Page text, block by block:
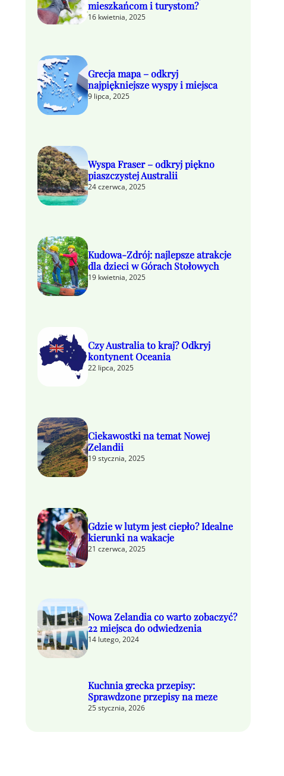
mieszkańcom i turystom?
16 kwietnia, 2025
Grecja mapa – odkryj
najpiękniejsze wyspy i miejsca
9 lipca, 2025
Wyspa Fraser – odkryj piękno
piaszczystej Australii
24 czerwca, 2025
Kudowa-Zdrój: najlepsze atrakcje
dla dzieci w Górach Stołowych
19 kwietnia, 2025
Czy Australia to kraj? Odkryj
kontynent Oceania
22 lipca, 2025
Ciekawostki na temat Nowej
Zelandii
19 stycznia, 2025
Gdzie w lutym jest ciepło? Idealne
kierunki na wakacje
21 czerwca, 2025
Nowa Zelandia co warto zobaczyć?
22 miejsca do odwiedzenia
14 lutego, 2024
Kuchnia grecka przepisy:
Sprawdzone przepisy na meze
25 stycznia, 2026